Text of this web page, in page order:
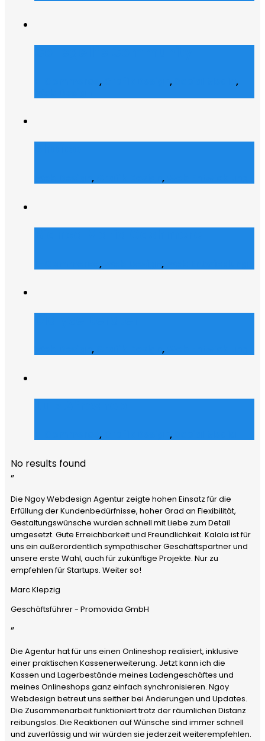
, ,
,
, ,
, ,
, ,
, ,
No results found
”
Die Ngoy Webdesign Agentur zeigte hohen Einsatz für die
Erfüllung der Kundenbedürfnisse, hoher Grad an Flexibilität,
Gestaltungswünsche wurden schnell mit Liebe zum Detail
umgesetzt. Gute Erreichbarkeit und Freundlichkeit. Kalala ist für
uns ein außerordentlich sympathischer Geschäftspartner und
unsere erste Wahl, auch für zukünftige Projekte. Nur zu
empfehlen für Startups. Weiter so!
Marc Klepzig
Geschäftsführer - Promovida GmbH
”
Die Agentur hat für uns einen Onlineshop realisiert, inklusive
einer praktischen Kassenerweiterung. Jetzt kann ich die
Kassen und Lagerbestände meines Ladengeschäftes und
meines Onlineshops ganz einfach synchronisieren. Ngoy
Webdesign betreut uns seither bei Änderungen und Updates.
Die Zusammenarbeit funktioniert trotz der räumlichen Distanz
reibungslos. Die Reaktionen auf Wünsche sind immer schnell
und zuverlässig und wir würden sie jederzeit weiterempfehlen.